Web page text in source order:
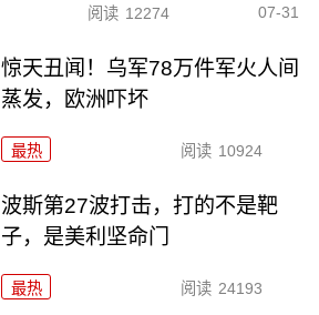
阅读 12274 07-31
惊天丑闻！乌军78万件军火人间
蒸发，欧洲吓坏
最热 阅读 10924
波斯第27波打击，打的不是靶
子，是美利坚命门
最热 阅读 24193